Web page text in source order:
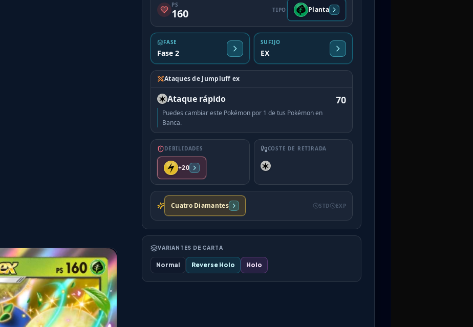
PS
160 TIPO Planta
FASE
Fase 2
SUFIJO
EX
Ataques de Jumpluff ex
Ataque rápido
Puedes cambiar este Pokémon por 1 de tus Pokémon en
Banca.
70
DEBILIDADES
+20
COSTE DE RETIRADA
Cuatro Diamantes STD EXP
VARIANTES DE CARTA
Normal Reverse Holo Holo